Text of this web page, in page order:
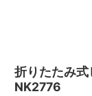
折りたたみ
NK2776